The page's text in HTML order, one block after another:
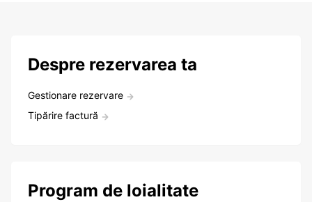
Despre rezervarea ta
Gestionare rezervare
Tipărire factură
Program de loialitate